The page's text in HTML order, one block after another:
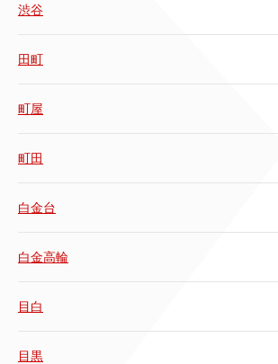
渋谷
田町
町屋
町田
白金台
白金高輪
目白
目黒